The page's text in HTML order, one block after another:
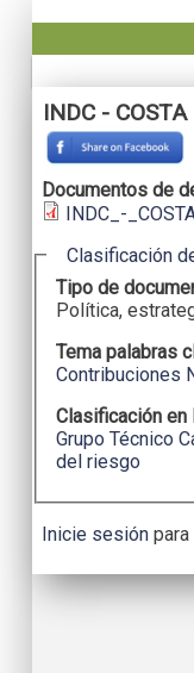
INDC -
Documentos de
INDC_-
Ocultar
Clasificación
Tipo de
Política,
Tema palabras
Contribuciones
Clasificación en
Grupo Técnico
del riesgo
Inicie sesiónpara